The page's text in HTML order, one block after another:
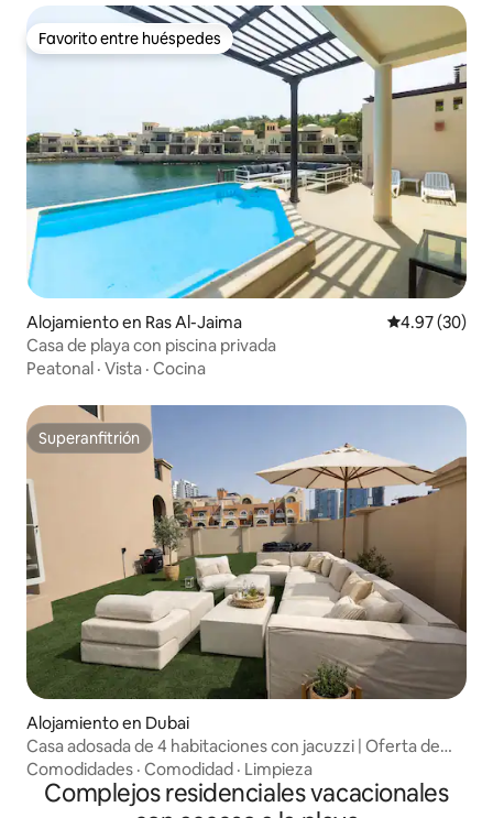
Favorito entre huéspedes
Favorito entre huéspedes
Alojamiento en Ras Al-Jaima Calificación
4.97 (30)
Casa de playa con piscina privada
Peatonal · Vista · Cocina
Superanfitrión
Superanfitrión
Alojamiento en Dubai
Casa adosada de 4 habitaciones con jacuzzi | Oferta de
verano | Capacidad para 14 personas
Comodidades · Comodidad · Limpieza
Complejos residenciales vacacionales